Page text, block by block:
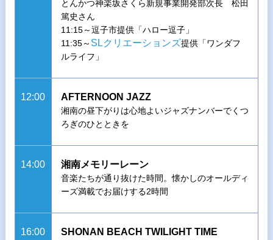
とんかつ神楽坂さくら新規事業開発部次長 松田
篤史さん
11:15～逗子市提供「ハロー逗子」
11:35～ SLクリエーションズ提供「ワンダフ
ルライフ」
12:00 AFTERNOON JAZZ
湘南の昼下がりは心地よいジャズナンバーでくつ
ろぎのひとときを
14:00 湘南メモリーレーン
音楽たちが通り抜けた時間。懐かしのオールディ
ーズ満載でお届けする2時間
16:00 SHONAN BEACH TWILIGHT TIME